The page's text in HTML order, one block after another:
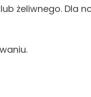
żeliwnego. Dla